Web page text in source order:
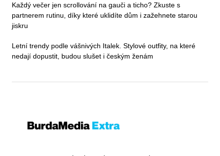
Každý večer jen scrollování na gauči a ticho? Zkuste s
partnerem rutinu, díky které uklidíte dům i zažehnete starou
jiskru
Letní trendy podle vášnivých Italek. Stylové outfity, na které
nedají dopustit, budou slušet i českým ženám